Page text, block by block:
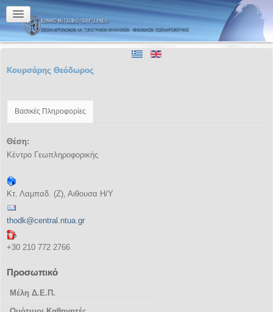
Κουρσάρης Θεόδωρος
Βασικές Πληροφορίες
Θέση:
Κέντρο Γεωπληροφορικής
Κτ. Λαμπαδ. (Ζ), Αιθουσα Η/Υ
thodk@central.ntua.gr
+30 210 772 2766
Προσωπικό
Μέλη Δ.Ε.Π.